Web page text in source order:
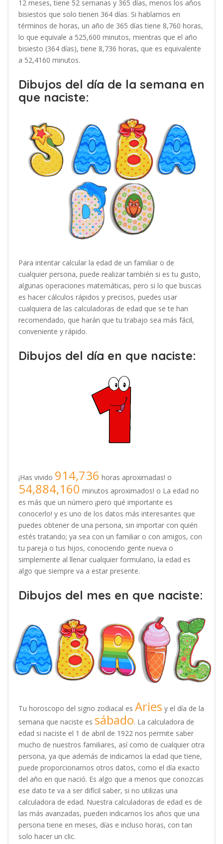
12 meses, tiene 52 semanas y 365 días, menos los años
bisiestos que solo tienen 364 días. Si hablamos en
términos de horas, un año de 365 días tiene 8,760 horas,
lo que equivale a 525,600 minutos, mientras que el año
bisiesto (364 días), tiene 8,736 horas, que es equivalente
a 52,4160 minutos.
Dibujos del día de la semana en
que naciste:
Para intentar calcular la edad de un familiar o de
cualquier persona, puede realizar también si es tu gusto,
algunas operaciones matemáticas, pero si lo que buscas
es hacer cálculos rápidos y precisos, puedes usar
cualquiera de las calculadoras de edad que se te han
recomendado, que harán que tu trabajo sea más fácil,
conveniente y rápido.
Dibujos del día en que naciste:
¡Has vivido 914,736 horas aproximadas! o
54,884,160 minutos aproximados! o La edad no
es más que un número ¡pero qué importante es
conocerlo! y es uno de los datos más interesantes que
puedes obtener de una persona, sin importar con quién
estés tratando; ya sea con un familiar o con amigos, con
tu pareja o tus hijos, conociendo gente nueva o
simplemente al llenar cualquier formulario, la edad es
algo que siempre va a estar presente.
Dibujos del mes en que naciste:
Tu horoscopo del signo zodiacal es Aries y el día de la
semana que naciste es sábado. La calculadora de
edad si naciste el 1 de abril de 1922 nos permite saber
mucho de nuestros familiares, así como de cualquier otra
persona, ya que además de indicarnos la edad que tiene,
puede proporcionarnos otros datos, como el día exacto
del año en que nació. Es algo que a menos que conozcas
ese dato te va a ser difícil saber, si no utilizas una
calculadora de edad. Nuestra calculadoras de edad es de
las más avanzadas, pueden indicarnos los años que una
persona tiene en meses, días e incluso horas, con tan
solo hacer un clic.